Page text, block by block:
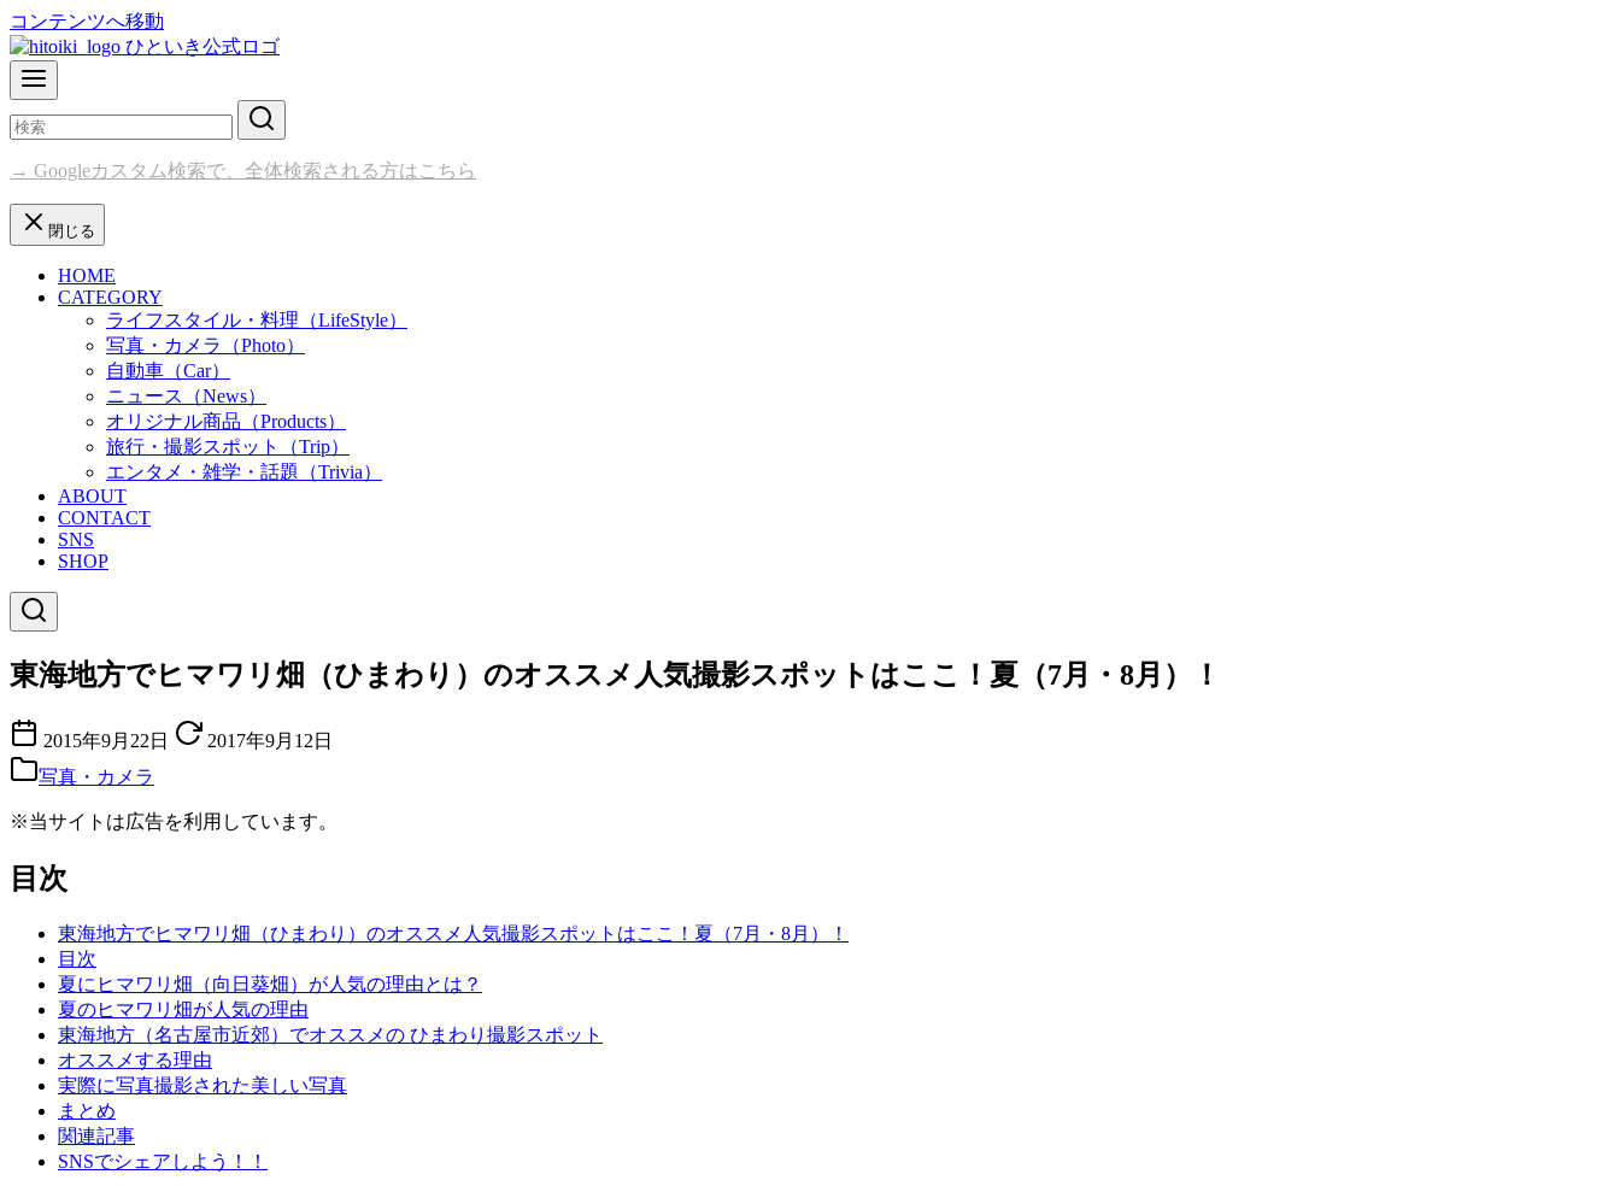
コンテンツへ移動
→ Googleカスタム検索で、全体検索される方はこちら
閉じる
HOME
CATEGORY
ライフスタイル・料理（LifeStyle）
写真・カメラ（Photo）
自動車（Car）
ニュース（News）
オリジナル商品（Products）
旅行・撮影スポット（Trip）
エンタメ・雑学・話題（Trivia）
ABOUT
CONTACT
SNS
SHOP
東海地方でヒマワリ畑（ひまわり）のオススメ人気撮影スポットはここ！夏（7月・8月）！
2015年9月22日
2017年9月12日
写真・カメラ
※当サイトは広告を利用しています。
目次
東海地方でヒマワリ畑（ひまわり）のオススメ人気撮影スポットはここ！夏（7月・8月）！
目次
夏にヒマワリ畑（向日葵畑）が人気の理由とは？
夏のヒマワリ畑が人気の理由
東海地方（名古屋市近郊）でオススメの ひまわり撮影スポット
オススメする理由
実際に写真撮影された美しい写真
まとめ
関連記事
SNSでシェアしよう！！